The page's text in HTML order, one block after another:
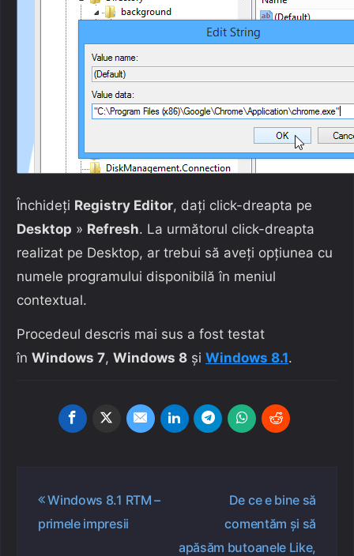
Închideți Registry Editor, dați click-dreapta pe
Desktop » Refresh. La următorul click-dreapta
realizat pe Desktop, ar trebui să aveți opțiunea cu
numele programului disponibilă în meniul
contextual.
Procedeul descris mai sus a fost testat
în Windows 7, Windows 8 și Windows 8.1.
Navigare
articole
Windows 8.1 RTM –
primele impresii
De ce e bine să
comentăm și să
apăsăm butoanele Like,